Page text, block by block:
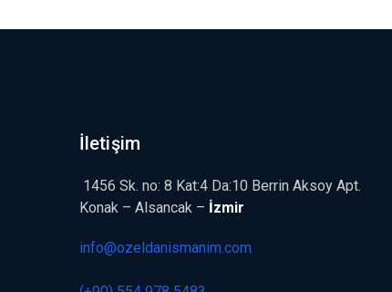
İletişim
1456 Sk. no: 8 Kat:4 Da:10 Berrin Aksoy Apt.
Konak – Alsancak – İzmir
info@ozeldanismanim.com
Özel Danışmanlık